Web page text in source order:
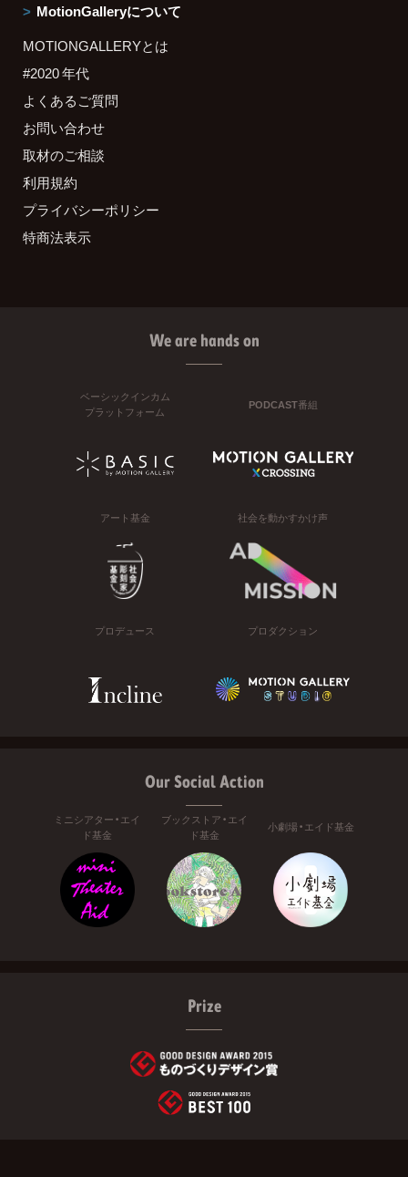
MotionGalleryについて
MOTIONGALLERYとは
#2020 年代
よくあるご質問
お問い合わせ
取材のご相談
利用規約
プライバシーポリシー
特商法表示
We are hands on
ベーシックインカム
プラットフォーム
PODCAST番組
アート基金 社会を動かすかけ声
プロデュース プロダクション
Our Social Action
ミニシアター・エイ
ド基金
ブックストア・エイ
ド基金
小劇場・エイド基金
Prize